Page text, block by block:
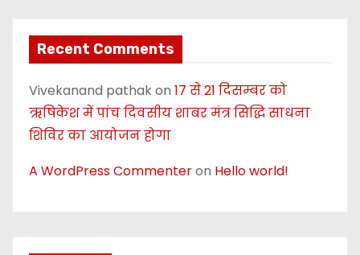
Recent Comments
Vivekanand pathakon 17 से 21 दिसम्बर को
ऋषिकेश में पांच दिवसीय शाबर मंत्र सिद्धि साधना
शिविर का आयोजन होगा
A WordPress Commenteron Hello world!